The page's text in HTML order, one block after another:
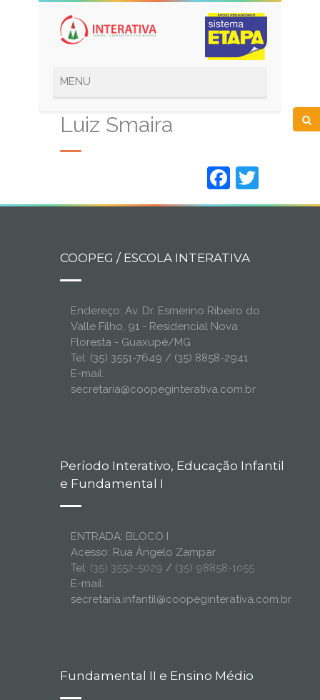
Luiz Smaira
COOPEG / ESCOLA INTERATIVA
Endereço: Av. Dr. Esmerino Ribeiro do
Valle Filho, 91 - Residencial Nova
Floresta - Guaxupé/MG
Tel: (35) 3551-7649 / (35) 8858-2941
E-mail:
secretaria@coopeginterativa.com.br
Período Interativo, Educação Infantil
e Fundamental I
ENTRADA: BLOCO I
Acesso: Rua Ângelo Zampar
Tel: (35) 3552-5029 / (35) 98858-1055
E-mail:
secretaria.infantil@coopeginterativa.com.br
Fundamental II e Ensino Médio